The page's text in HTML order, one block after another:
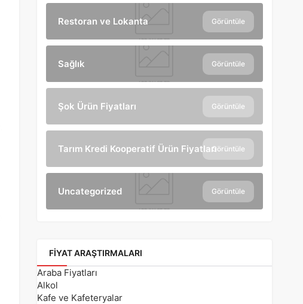
Restoran ve Lokanta Görüntüle
Sağlık Görüntüle
Şok Ürün Fiyatları Görüntüle
Tarım Kredi Kooperatif Ürün FiyatlarıGörüntüle
Uncategorized Görüntüle
FIYAT ARAŞTIRMALARI
Araba Fiyatları
Alkol
Kafe ve Kafeteryalar